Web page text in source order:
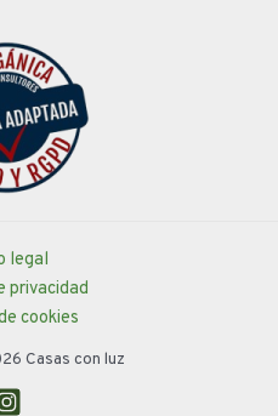
legal
privacidad
cookies
Casas con luz